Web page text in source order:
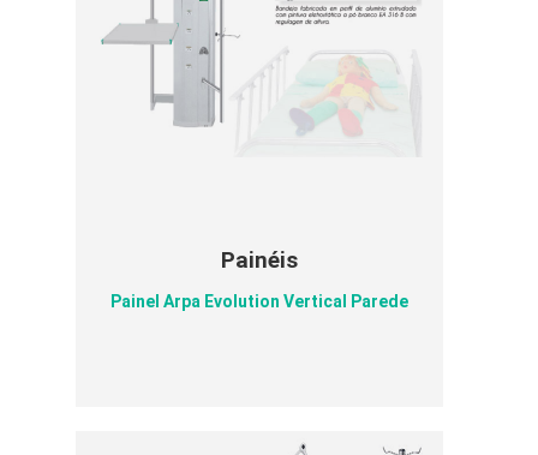
Painéis
Painel Arpa Evolution Vertical Parede